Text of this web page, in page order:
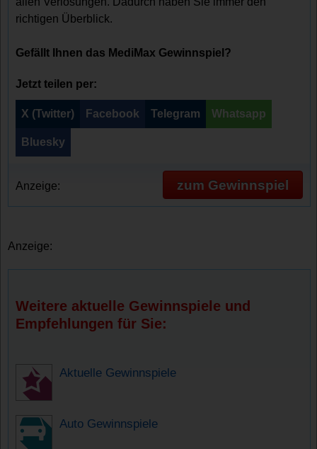
richtigen Überblick.
Gefällt Ihnen das MediMax Gewinnspiel?
Jetzt teilen per:
X (Twitter) Facebook Telegram Whatsapp
Bluesky
Anzeige: zum Gewinnspiel
Anzeige:
Weitere aktuelle Gewinnspiele und
Empfehlungen für Sie:
Aktuelle Gewinnspiele
Auto Gewinnspiele